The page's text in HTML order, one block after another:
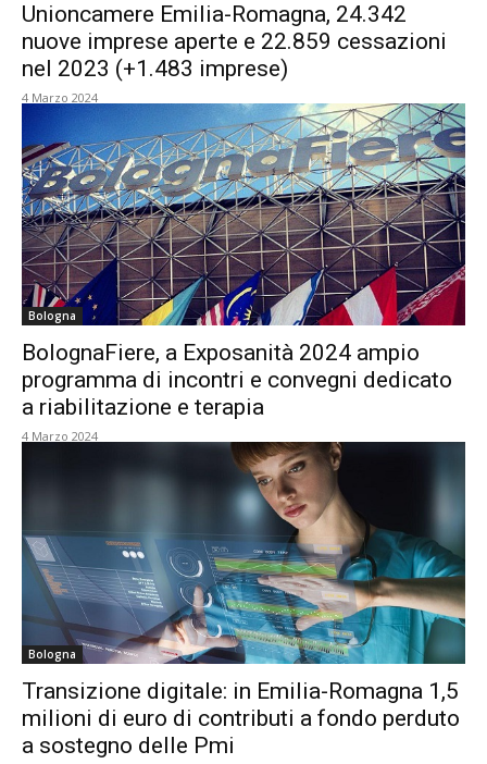
Unioncamere Emilia-Romagna, 24.342
nuove imprese aperte e 22.859 cessazioni
nel 2023 (+1.483 imprese)
4 Marzo 2024
Bologna
BolognaFiere, a Exposanità 2024 ampio
programma di incontri e convegni dedicato
a riabilitazione e terapia
4 Marzo 2024
Bologna
Transizione digitale: in Emilia-Romagna 1,5
milioni di euro di contributi a fondo perduto
a sostegno delle Pmi